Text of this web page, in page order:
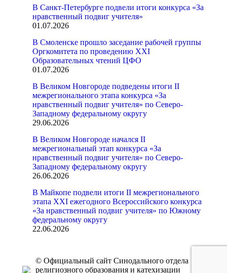
В Санкт-Петербурге подвели итоги конкурса «За
нравственный подвиг учителя»
01.07.2026
В Смоленске прошло заседание рабочей группы
Оргкомитета по проведению XXI
Образовательных чтений ЦФО
01.07.2026
В Великом Новгороде подведены итоги II
межрегионального этапа конкурса «За
нравственный подвиг учителя» по Северо-
Западному федеральному округу
29.06.2026
В Великом Новгороде начался II
межрегиональный этап конкурса «За
нравственный подвиг учителя» по Северо-
Западному федеральному округу
26.06.2026
В Майкопе подвели итоги II межрегионального
этапа XXI ежегодного Всероссийского конкурса
«За нравственный подвиг учителя» по Южному
федеральному округу
22.06.2026
© Официальный сайт Синодального отдела
религиозного образования и катехизации